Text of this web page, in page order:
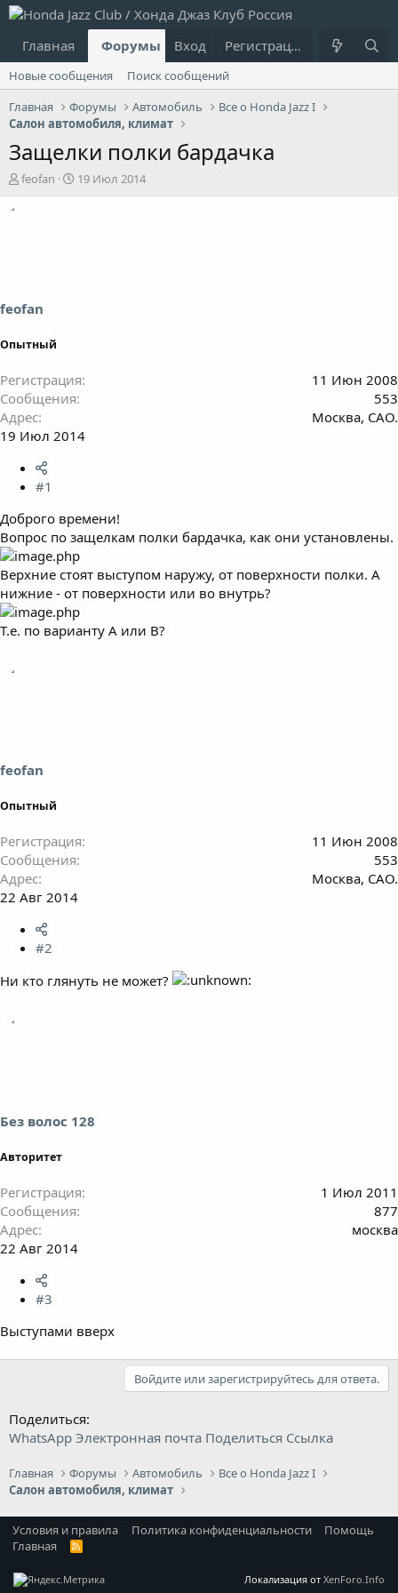
Главная Форумы Что нового?
Вход Регистрация
Новые сообщения
Поиск сообщений
Главная
Форумы Автомобиль
Все о Honda Jazz I
Салон автомобиля, климат
Защелки полки бардачка
А
в
ы
feofan
Д
а
19 Июл 2014
feofan
Опытный
Регистрация
11 Июн 2008
Сообщения
553
Адрес
Москва, САО.
19 Июл 2014
#1
Доброго времени!
Вопрос по защелкам полки бардачка, как они установлены.
Верхние стоят выступом наружу, от поверхности полки. А
нижние - от поверхности или во внутрь?
Т.е. по варианту A или B?
feofan
Опытный
Регистрация
11 Июн 2008
Сообщения
553
Адрес
Москва, САО.
22 Авг 2014
#2
Ни кто глянуть не может?
Без волос 128
Авторитет
Регистрация
1 Июл 2011
Сообщения
877
Адрес
москва
22 Авг 2014
#3
Выступами вверх
Войдите или зарегистрируйтесь для ответа.
Поделиться:
WhatsApp Электронная почта Поделиться Ссылка
Главная Форумы Автомобиль
Все о Honda Jazz I
Салон автомобиля, климат
Условия и правила Политика конфиденциальности
Помощь
Главная
R
Локализация от XenForo.Info